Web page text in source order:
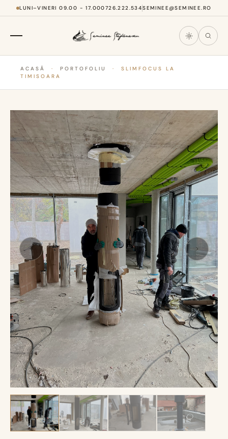
LUNI–VINERI 09.00 - 17.000726.222.534SEMINEE@SEMINEE.RO
ACASĂ · PORTOFOLIU ·
SLIMFOCUS LA
TIMISOARA
01/04